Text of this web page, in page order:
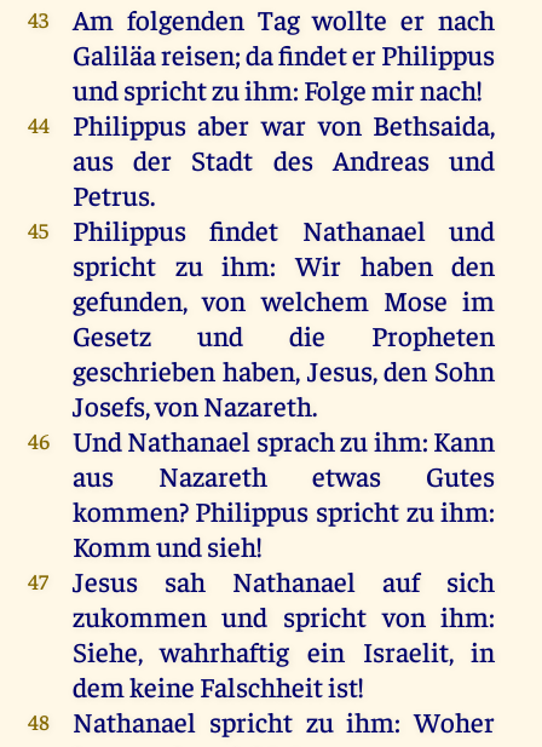
43 Am folgenden Tag wollte er nach
Galiläareisen;dafindeterPhilippus
undsprichtzuihm: Folgemirnach!
44 Philippus aber war von Bethsaida,
aus der Stadt des Andreas und
Petrus.
45 Philippus findet Nathanael
und
spricht zu ihm:Wir haben den
gefunden,von welchem Mose im
Gesetz
und die
Propheten
geschrieben haben, Jesus,den Sohn
Josefs,vonNazareth.
46 UndNathanael sprachzuihm: Kann
aus
Nazareth etwas
Gutes
kommen? Philippus spricht zuihm:
Kommundsieh!
47 Jesus sah Nathanael auf
sich
zukommenund spricht von ihm:
Siehe,wahrhaftig ein Israelit,in
demkeine Falschheitist!
48 Nathanael spricht zu ihm:Woher